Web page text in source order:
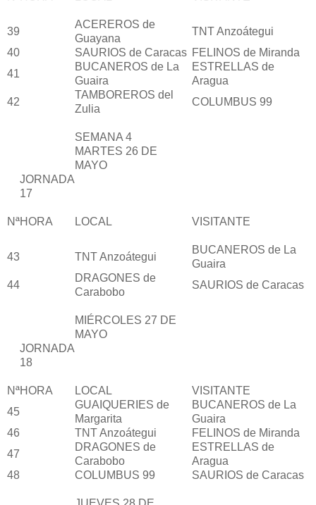
39
ACEREROS de
Guayana
TNT Anzoátegui
40
SAURIOS de Caracas FELINOS de Miranda
41
BUCANEROS de La
Guaira
ESTRELLAS de
Aragua
42
TAMBOREROS del
Zulia
COLUMBUS 99
SEMANA 4
MARTES 26 DE
MAYO
JORNADA
17
NªHORA LOCAL VISITANTE
43 TNT Anzoátegui
BUCANEROS de La
Guaira
44
DRAGONES de
Carabobo
SAURIOS de Caracas
MIÉRCOLES 27 DE
MAYO
JORNADA
18
NªHORA LOCAL
VISITANTE
45
GUAIQUERIES de
Margarita
BUCANEROS de La
Guaira
46
TNT Anzoátegui
FELINOS de Miranda
47
DRAGONES de
Carabobo
ESTRELLAS de
Aragua
48
COLUMBUS 99 SAURIOS de Caracas